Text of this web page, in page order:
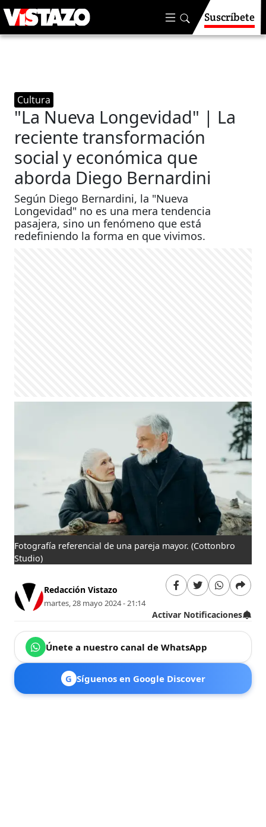
Suscríbete
Cultura
"La Nueva Longevidad" | La
reciente transformación
social y económica que
aborda Diego Bernardini
Según Diego Bernardini, la "Nueva
Longevidad" no es una mera tendencia
pasajera, sino un fenómeno que está
redefiniendo la forma en que vivimos.
Fotografía referencial de una pareja mayor. (Cottonbro
Studio)
Redacción Vistazo
martes, 28 mayo 2024 - 21:14
Activar Notificaciones
Únete a nuestro canal de WhatsApp
G Síguenos en Google Discover